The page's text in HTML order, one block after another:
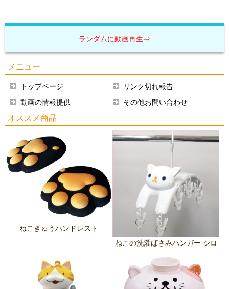
ランダムに動画再生⇒
メニュー
トップページ
リンク切れ報告
動画の情報提供
その他お問い合わせ
オススメ商品
ねこきゅうハンドレスト
ねこの洗濯ばさみハンガー シロ